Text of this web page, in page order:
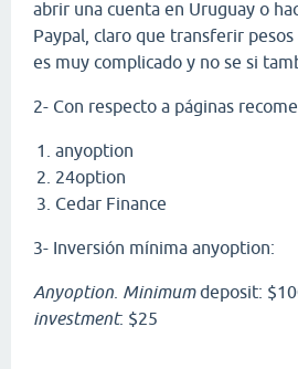
abrir una cuenta en Uruguay o
Paypal, claro que transferir
es muy complicado y no se si
2- Con respecto a páginas
anyoption
24option
Cedar Finance
3- Inversión mínima anyoption:
Anyoption Minimumdeposit:
investment: $25